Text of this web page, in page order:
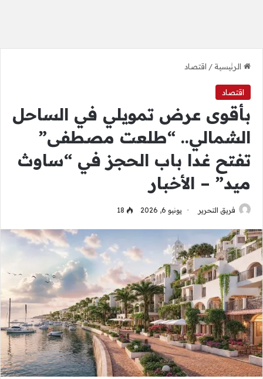
الرئيسية/ اقتصاد
اقتصاد
بأقوى عرض تمويلي في الساحل
الشمالي.. “طلعت مصطفى”
تفتح غدا باب الحجز في “ساوث
ميد” – الأخبار
فريق التحرير يونيو 6, 2026 18